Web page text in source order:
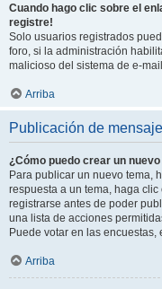
Cuando hago clic sobre el
registre!
Solo usuarios registrados
foro, si la administración
malicioso del sistema de e-
Arriba
Publicación de
¿Cómo puedo crear un
Para publicar un nuevo tema,
respuesta a un tema, haga clic
registrarse antes de poder
una lista de acciones
Puede votar en las encuestas,
Arriba